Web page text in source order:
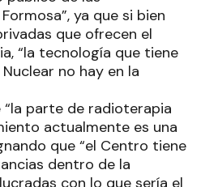
ya que si bien
que ofrecen el
“la tecnología que tiene
no hay en la
“la parte de radioterapia
actualmente es una
que “el Centro tiene
dentro de la
con lo que sería el